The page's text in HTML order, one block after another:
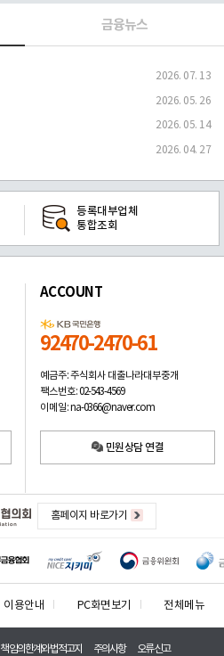
금융뉴스
2026. 07. 13
2026. 05. 26
2026. 05. 14
2026. 04. 27
등록대부업체
통합조회
ACCOUNT
92470-2470-61
예금주: 주식회사 대출나라대부중개
팩스번호: 02-543-4569
이메일: na-0366@naver.com
민원상담 연결
홈페이지 바로가기
이용안내 PC화면보기 전체메뉴
책임의한계와법적고지 주의사항 오류신고